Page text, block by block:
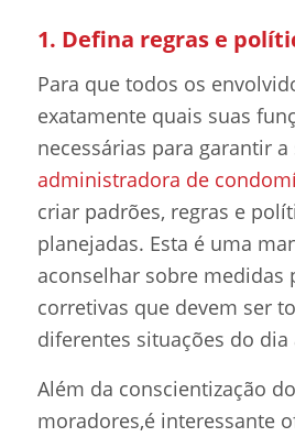
1. Defina regras e
Para que todos os
exatamente quais suas
necessárias para garantir a
administradora de
criar padrões, regras e
planejadas. Esta é uma
aconselhar sobre medidas
corretivas que devem ser
diferentes situações do dia
Além da conscientização
moradores,é interessante